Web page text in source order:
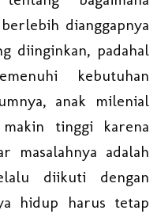
dianggapnya
diinginkan, padahal
kebutuhan
anak milenial
tinggi karena
masalahnya adalah
diikuti dengan
hidup harus tetap